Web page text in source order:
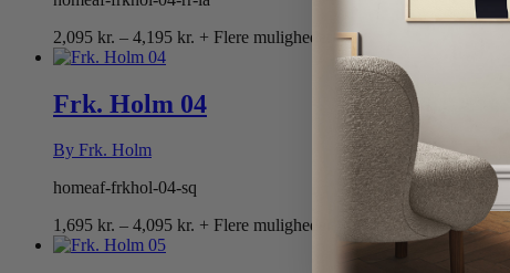
2,095 kr. – 4,195 kr. Prisinterval:
4,195 kr.
+ Flere muligheder
Frk. Holm 04
By Frk. Holm
homeaf-frkhol-04-sq
1,695 kr. – 4,095 kr. Prisinterval:
+ Flere muligheder